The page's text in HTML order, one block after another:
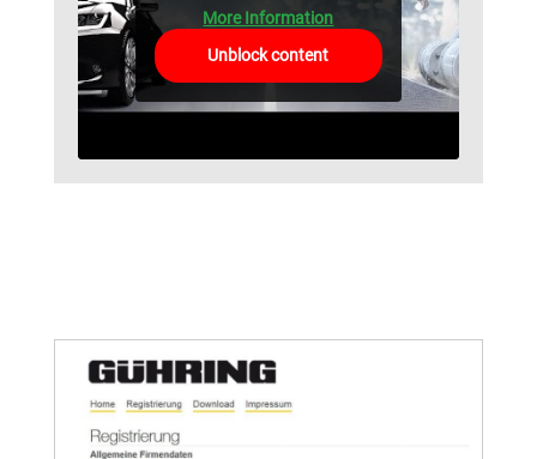
More Information
Unblock content